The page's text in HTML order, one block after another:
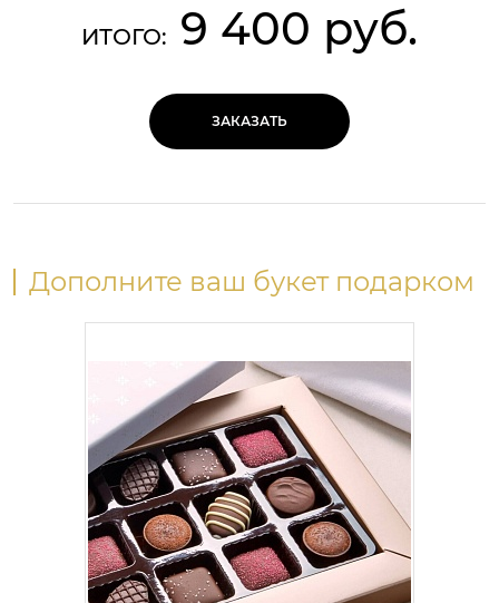
ИТОГО: 9 400 руб.
ЗАКАЗАТЬ
Дополните ваш букет подарком